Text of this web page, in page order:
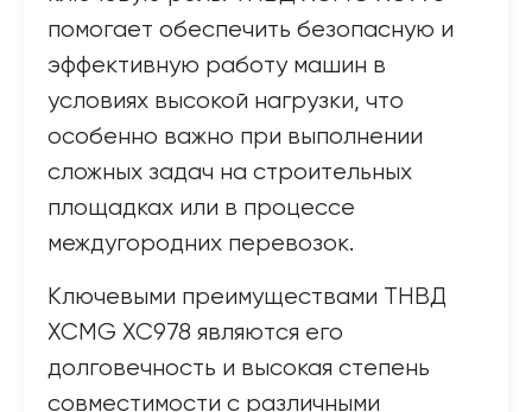
помогает обеспечить безопасную и
эффективную работу машин в
условиях высокой нагрузки, что
особенно важно при выполнении
сложных задач на строительных
площадках или в процессе
междугородних перевозок.
Ключевыми преимуществами ТНВД
XCMG XC978 являются его
долговечность и высокая степень
совместимости с различными